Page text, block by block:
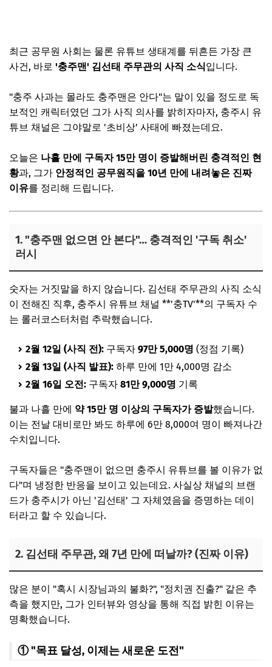
최근 공무원 사회는 물론 유튜브 생태계를 뒤흔든 가장 큰
사건, 바로 '충주맨' 김선태 주무관의 사직 소식입니다.
"충주 사과는 몰라도 충주맨은 안다"는 말이 있을 정도로 독
보적인 캐릭터였던 그가 사직 의사를 밝히자마자, 충주시 유
튜브 채널은 그야말로 '초비상' 사태에 빠졌는데요.
오늘은 나흘 만에 구독자 15만 명이 증발해버린 충격적인 현
황과, 그가 안정적인 공무원직을 10년 만에 내려놓은 진짜
이유를 정리해 드립니다.
1. "충주맨 없으면 안 본다"… 충격적인 '구독 취소'
러시
숫자는 거짓말을 하지 않습니다. 김선태 주무관의 사직 소식
이 전해진 직후, 충주시 유튜브 채널 **'충TV'**의 구독자 수
는 롤러코스터처럼 추락했습니다.
2월 12일 (사직 전): 구독자 97만 5,000명 (정점 기록)
2월 13일 (사직 발표): 하루 만에 1만 4,000명 감소
2월 16일 오전: 구독자 81만 9,000명 기록
불과 나흘 만에 약 15만 명 이상의 구독자가 증발했습니다.
이는 전날 대비로만 봐도 하루에 6만 8,000여 명이 빠져나간
수치입니다.
구독자들은 "충주맨이 없으면 충주시 유튜브를 볼 이유가 없
다"며 냉정한 반응을 보이고 있는데요. 사실상 채널의 브랜
드가 충주시가 아닌 '김선태' 그 자체였음을 증명하는 데이
터라고 할 수 있습니다.
2. 김선태 주무관, 왜 7년 만에 떠날까? (진짜 이유)
많은 분이 "혹시 시장님과의 불화?", "정치권 진출?" 같은 추
측을 했지만, 그가 인터뷰와 영상을 통해 직접 밝힌 이유는
명확했습니다.
① "목표 달성, 이제는 새로운 도전"